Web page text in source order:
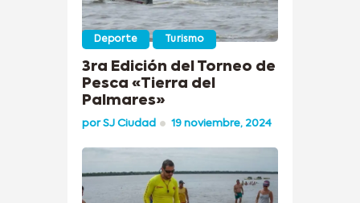
Deporte Turismo
3ra Edición del Torneo de
Pesca «Tierra del
Palmares»
porSJ Ciudad 19 noviembre, 2024